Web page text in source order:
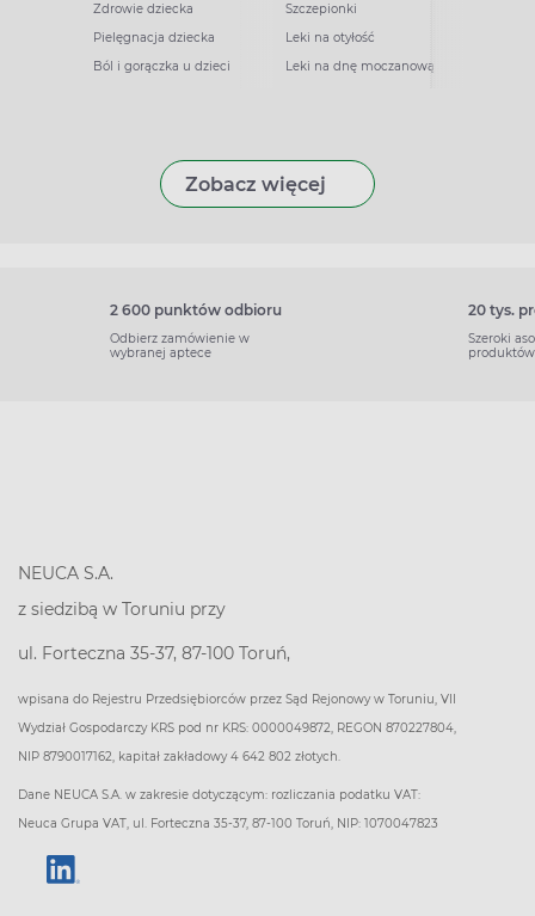
Zdrowie dziecka
Pielęgnacja dziecka
Ból i gorączka u dzieci
Szczepionki
Leki na otyłość
Leki na dnę moczanową
Zobacz więcej
2 600 punktów odbioru
Odbierz zamówienie w
wybranej aptece
20 tys.
Szeroki
produktów
NEUCA S.A.
z siedzibą w Toruniu przy
ul. Forteczna 35-37, 87-100 Toruń,
wpisana do Rejestru Przedsiębiorców przez Sąd Rejonowy w Toruniu, VII
Wydział Gospodarczy KRS pod nr KRS: 0000049872, REGON 870227804,
NIP 8790017162, kapitał zakładowy 4 642 802 złotych.
Dane NEUCA S.A. w zakresie dotyczącym: rozliczania podatku VAT:
Neuca Grupa VAT, ul. Forteczna 35-37, 87-100 Toruń, NIP: 1070047823